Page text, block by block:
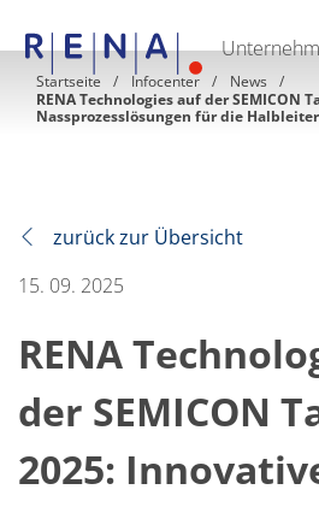
EN DE CN
Unternehmen
Nachhaltigkeit
RENA North America
RENA Polska
RENA weltweit
Halbleiter
Batch-Eintauchen
Einzelwaferbearbeitung
Wafering
Galvanik
Wafer-Trocknung
Startseite Infocenter
News
RENA Technologies auf der SEMICON
Nassprozesslösungen für die
zurück zur Übersicht
15. 09. 2025
RENA
der SEMICON
2025: